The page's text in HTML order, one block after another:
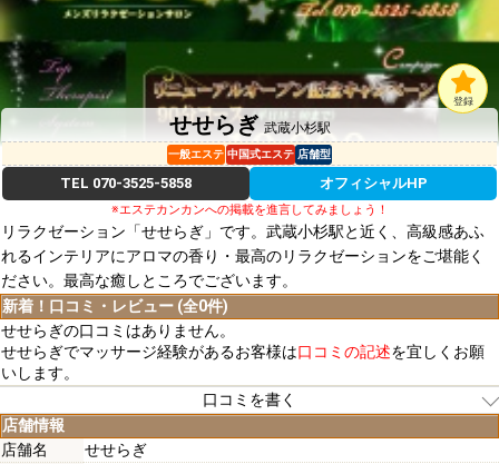
せせらぎ武蔵小杉駅
登録
一般エステ 中国式エステ 店舗型
TEL 070-3525-5858 オフィシャルHP
※エステカンカンへの掲載を進言してみましょう！
リラクゼーション「せせらぎ」です。武蔵小杉駅と近く、高級感あふ
れるインテリアにアロマの香り・最高のリラクゼーションをご堪能く
ださい。最高な癒しところでございます。
新着！口コミ・レビュー (全0件)
せせらぎの口コミはありません。
せせらぎでマッサージ経験があるお客様は口コミの記述を宜しくお願
いします。
口コミを書く
店舗情報
店舗名
せせらぎ